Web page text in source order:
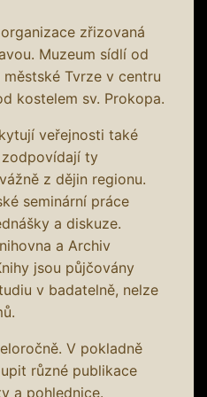
zřizovaná
Muzeum sídlí od
Tvrze v centru
kostelem sv. Prokopa.
veřejnosti také
ty
z dějin regionu.
seminární práce
a diskuze.
a Archiv
jsou půjčovány
v badatelně, nelze
V pokladně
různé publikace
a pohlednice.